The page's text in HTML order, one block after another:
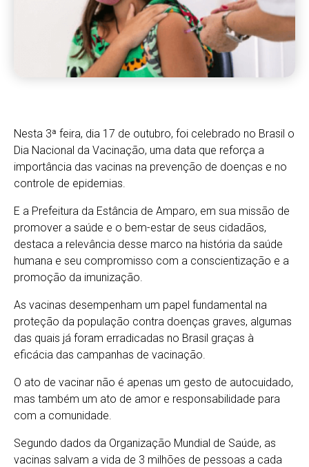
Nesta 3ª feira, dia 17 de outubro, foi celebrado no Brasil o
Dia Nacional da Vacinação, uma data que reforça a
importância das vacinas na prevenção de doenças e no
controle de epidemias.
E a Prefeitura da Estância de Amparo, em sua missão de
promover a saúde e o bem-estar de seus cidadãos,
destaca a relevância desse marco na história da saúde
humana e seu compromisso com a conscientização e a
promoção da imunização.
As vacinas desempenham um papel fundamental na
proteção da população contra doenças graves, algumas
das quais já foram erradicadas no Brasil graças à
eficácia das campanhas de vacinação.
O ato de vacinar não é apenas um gesto de autocuidado,
mas também um ato de amor e responsabilidade para
com a comunidade.
Segundo dados da Organização Mundial de Saúde, as
vacinas salvam a vida de 3 milhões de pessoas a cada